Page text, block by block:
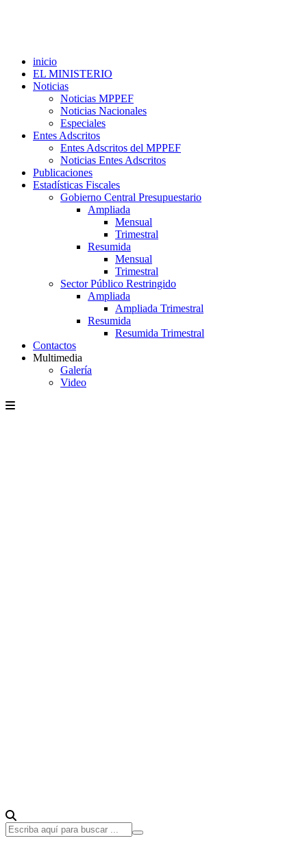
inicio
EL MINISTERIO
Noticias
Noticias MPPEF
Noticias Nacionales
Especiales
Entes Adscritos
Entes Adscritos del MPPEF
Noticias Entes Adscritos
Publicaciones
Estadísticas Fiscales
Gobierno Central Presupuestario
Ampliada
Mensual
Trimestral
Resumida
Mensual
Trimestral
Sector Público Restringido
Ampliada
Ampliada Trimestral
Resumida
Resumida Trimestral
Contactos
Multimedia
Galería
Video